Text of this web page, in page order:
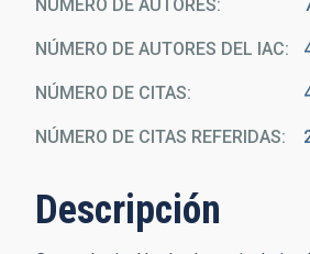
NÚMERO DE AUTORES
NÚMERO DE AUTORES DEL IAC
NÚMERO DE CITAS
NÚMERO DE CITAS REFERIDAS
Descripción